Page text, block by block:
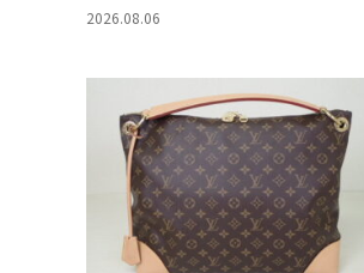
2026.08.06